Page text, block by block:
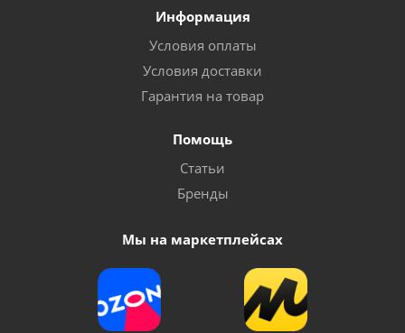
Информация
Условия оплаты
Условия доставки
Гарантия на товар
Помощь
Статьи
Бренды
Мы на маркетплейсах